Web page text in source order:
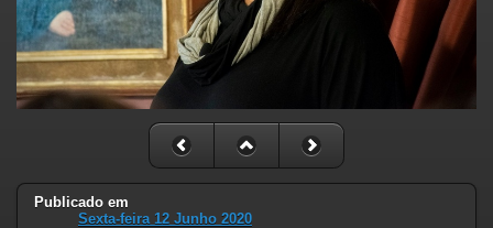
Publicado em
Sexta-feira 12 Junho 2020